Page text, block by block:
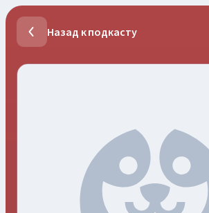
Назад к подкасту